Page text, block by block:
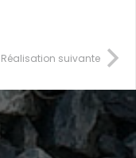
Réalisation suivante